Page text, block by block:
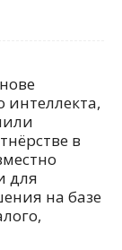
интеллекта,
в
для
на базе